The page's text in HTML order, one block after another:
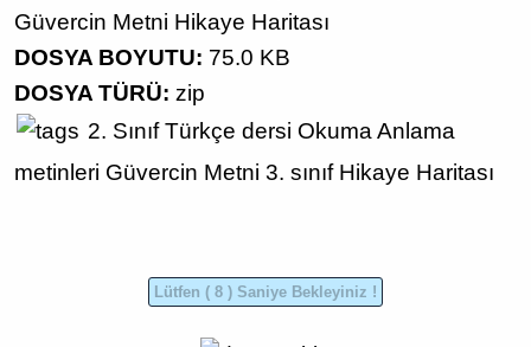
Güvercin Metni Hikaye Haritası
DOSYA BOYUTU: 75.0 KB
DOSYA TÜRÜ: zip
2. Sınıf Türkçe dersi Okuma Anlama
metinleri Güvercin Metni 3. sınıf Hikaye Haritası